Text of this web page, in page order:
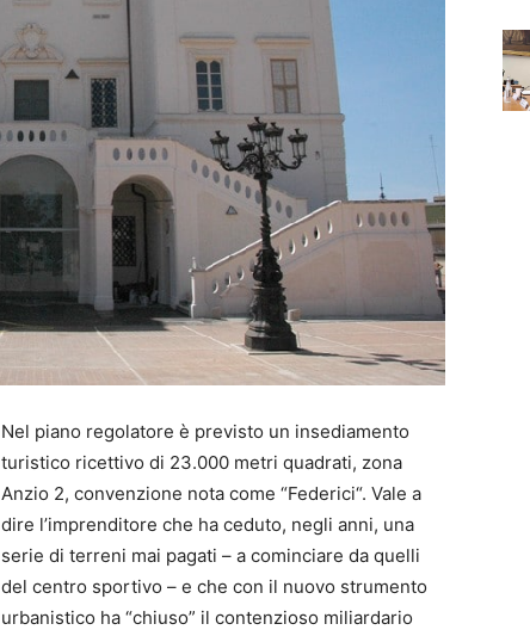
Nel piano regolatore è previsto un insediamento
turistico ricettivo di 23.000 metri quadrati, zona
Anzio 2, convenzione nota come “Federici“. Vale a
dire l’imprenditore che ha ceduto, negli anni, una
serie di terreni mai pagati – a cominciare da quelli
del centro sportivo – e che con il nuovo strumento
urbanistico ha “chiuso” il contenzioso miliardario